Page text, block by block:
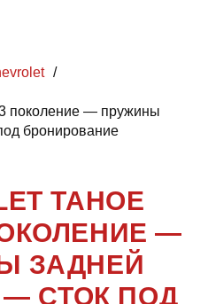
/
поколение — пружины
бронирование
TAHOE
—
ЗАДНЕЙ
СТОК ПОД